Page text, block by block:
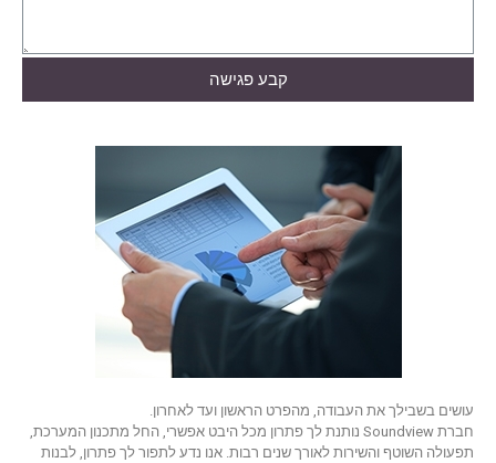
קבע פגישה
עושים בשבילך את העבודה, מהפרט הראשון ועד לאחרון.
חברת Soundview נותנת לך פתרון מכל היבט אפשרי, החל מתכנון המערכת,
תפעולה השוטף והשירות לאורך שנים רבות. אנו נדע לתפור לך פתרון, לבנות